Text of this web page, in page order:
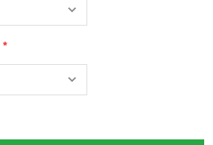
*